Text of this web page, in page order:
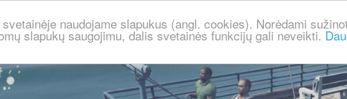
naudojame slapukus (angl. cookies). Norėdami
slapukų saugojimu, dalis svetainės funkcijų gali neveikti.